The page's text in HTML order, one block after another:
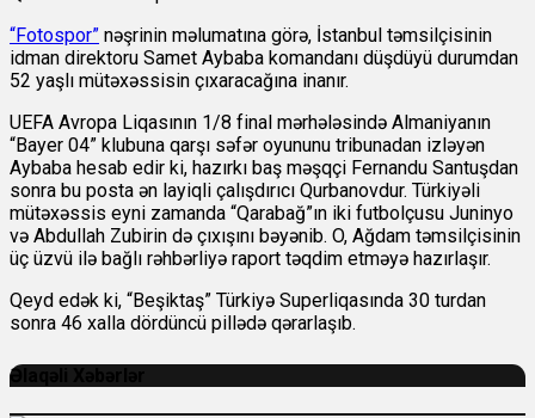
“Fotospor” nəşrinin məlumatına görə, İstanbul təmsilçisinin
idman direktoru Samet Aybaba komandanı düşdüyü durumdan
52 yaşlı mütəxəssisin çıxaracağına inanır.
UEFA Avropa Liqasının 1/8 final mərhələsində Almaniyanın
“Bayer 04” klubuna qarşı səfər oyununu tribunadan izləyən
Aybaba hesab edir ki, hazırkı baş məşqçi Fernandu Santuşdan
sonra bu posta ən layiqli çalışdırıcı Qurbanovdur. Türkiyəli
mütəxəssis eyni zamanda “Qarabağ”ın iki futbolçusu Juninyo
və Abdullah Zubirin də çıxışını bəyənib. O, Ağdam təmsilçisinin
üç üzvü ilə bağlı rəhbərliyə raport təqdim etməyə hazırlaşır.
Qeyd edək ki, “Beşiktaş” Türkiyə Superliqasında 30 turdan
sonra 46 xalla dördüncü pillədə qərarlaşıb.
Əlaqəli Xəbərlər